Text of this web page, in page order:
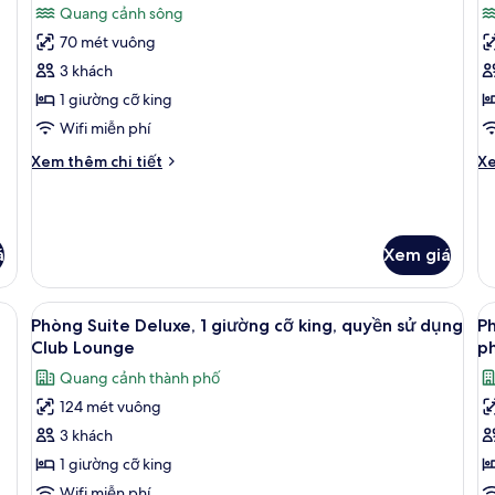
đôi
cỡ
cả
ảnh
Phòng
Club,
1
cỡ
sông
Quang cảnh sông
70 mét vuông
3 khách
1 giường cỡ king
Wifi miễn phí
Xem thêm chi tiết
Chi
1
giường
cỡ
king,
quang
cảnh
sông
Xem giá
2
2
quang cảnh sông, góc | Bộ đồ giường cao cấp, chăn bông, minibar, két
Xem
tất
cả
ảnh
Phòng
Suite
Deluxe,
Bộ đồ giường cao cấp, chăn bông,
8
Phòng Suite Deluxe, 1 giường cỡ king, quyền sử dụng
Club Lounge
Quang cảnh thành phố
124 mét vuông
3 khách
1 giường cỡ king
cả
1